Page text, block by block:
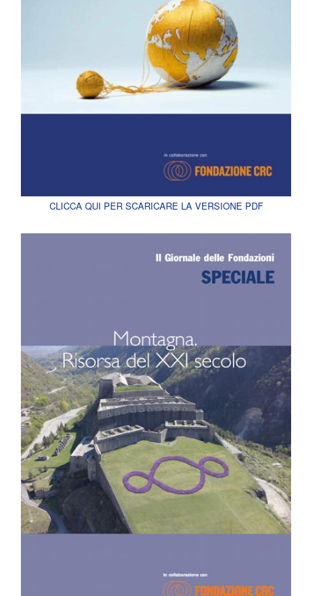
CLICCA QUI PER SCARICARE LA VERSIONE PDF